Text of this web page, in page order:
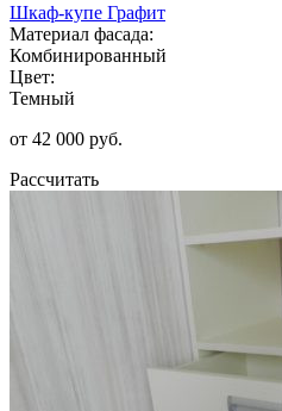
Шкаф-купе Графит
Материал фасада:
Комбинированный
Цвет:
Темный
от 42 000 руб.
Рассчитать